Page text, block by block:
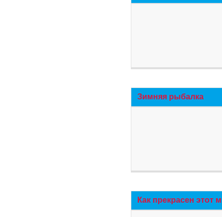
Зимняя рыбалка
Как прекрасен этот